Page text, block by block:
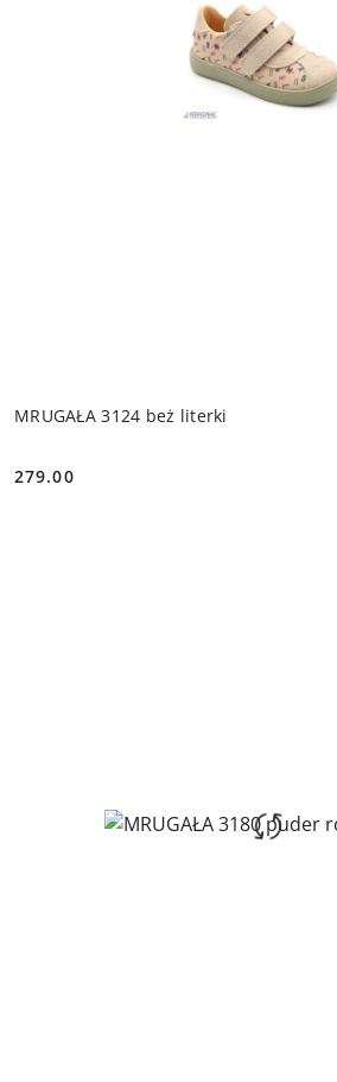
MRUGAŁA 3124 beż literki
Cena:
279.00